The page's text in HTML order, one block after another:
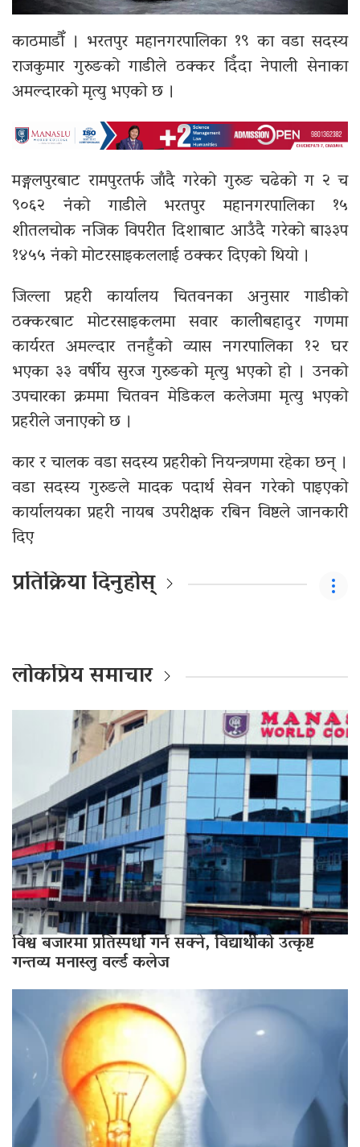
काठमाडौँ । भरतपुर महानगरपालिका १९ का वडा सदस्य
राजकुमार गुरुङको गाडीले ठक्कर दिँदा नेपाली सेनाका
अमल्दारको मृत्यु भएको छ ।
मङ्गलपुरबाट रामपुरतर्फ जाँदै गरेको गुरुङ चढेको ग २ च
९०६२ नंको गाडीले भरतपुर महानगरपालिका १५
शीतलचोक नजिक विपरीत दिशाबाट आउँदै गरेको बा३३प
१४५५ नंको मोटरसाइकललाई ठक्कर दिएको थियो ।
जिल्ला प्रहरी कार्यालय चितवनका अनुसार गाडीको
ठक्करबाट मोटरसाइकलमा सवार कालीबहादुर गणमा
कार्यरत अमल्दार तनहुँको व्यास नगरपालिका १२ घर
भएका ३३ वर्षीय सुरज गुरुङको मृत्यु भएको हो । उनको
उपचारका क्रममा चितवन मेडिकल कलेजमा मृत्यु भएको
प्रहरीले जनाएको छ ।
कार र चालक वडा सदस्य प्रहरीको नियन्त्रणमा रहेका छन् ।
वडा सदस्य गुरुङले मादक पदार्थ सेवन गरेको पाइएको
कार्यालयका प्रहरी नायब उपरीक्षक रबिन विष्टले जानकारी
दिए
प्रतिक्रिया दिनुहोस्
लोकप्रिय समाचार
विश्व बजारमा प्रतिस्पर्धा गर्न सक्ने, विद्यार्थीको उत्कृष्ट
गन्तव्य मनास्लु वर्ल्ड कलेज